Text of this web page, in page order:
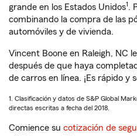
grande en los Estados Unidos1.
combinando la compra de las
automóviles y de vivienda.
Vincent Boone en Raleigh, NC
después de que haya
de carros en línea. ¡Es rápido y
1. Clasificación y datos de S&P Global
directas escritas a fecha del 2018.
Comience su cotización de